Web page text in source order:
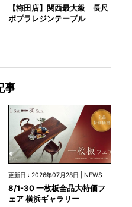
【梅田店】関西最大級 長尺
ポプラレジンテーブル
事
更新日 : 2026年07月28日 | NEWS
8/1-30 一枚板全品大特価フ
ェア 横浜ギャラリー